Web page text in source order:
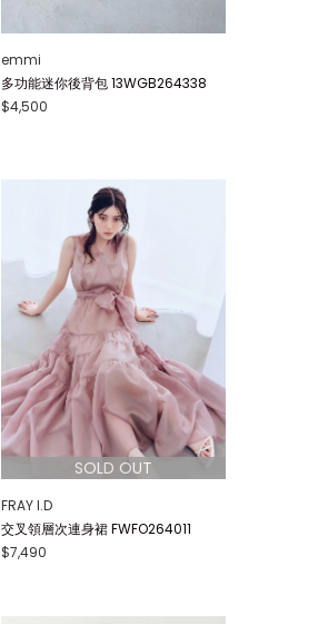
emmi
多功能迷你後背包 13WGB264338
$4,500
FRAY I.D
交叉領層次連身裙 FWFO264011
$7,490